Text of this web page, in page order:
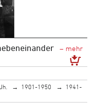
1901-1950
1941-